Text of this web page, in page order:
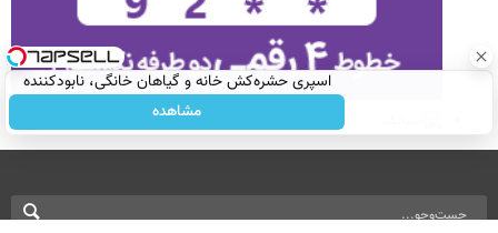
اسپری حشره‌کش خانه و گیاهان خانگی، نابودکننده
انواع حشرات خانگی و آفات
مشاهده